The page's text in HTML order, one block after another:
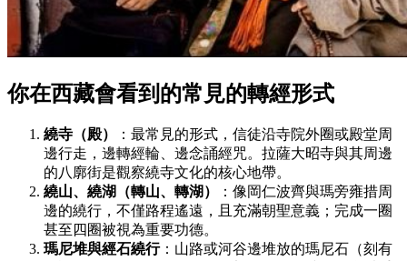
你在西藏會看到的常見的轉經形式
繞寺（殿）
：最常見的形式，信徒沿寺院外圈或殿堂周
邊行走，邊轉經輪、邊念誦經咒。拉薩大昭寺與其周邊
的八廓街是觀察繞寺文化的核心地帶。
繞山、繞湖（轉山、轉湖）
：像岡仁波齊與瑪旁雍措周
邊的繞行，不僅路程遙遠，且充滿朝聖意義；完成一圈
甚至四圈被視為重要功德。
瑪尼堆與經石繞行：山路或河谷邊堆放的瑪尼石（刻有